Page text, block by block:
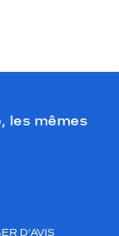
les mêmes
D’AVIS